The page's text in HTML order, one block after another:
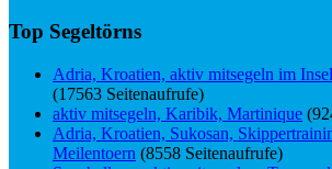
Top Segeltörns
Adria, Kroatien, aktiv mitsegeln im
(17563 Seitenaufrufe)
aktiv mitsegeln, Karibik, Martinique
Adria, Kroatien, Sukosan,
Meilentoern (8558 Seitenaufrufe)